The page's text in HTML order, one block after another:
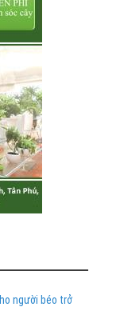
người béo trở